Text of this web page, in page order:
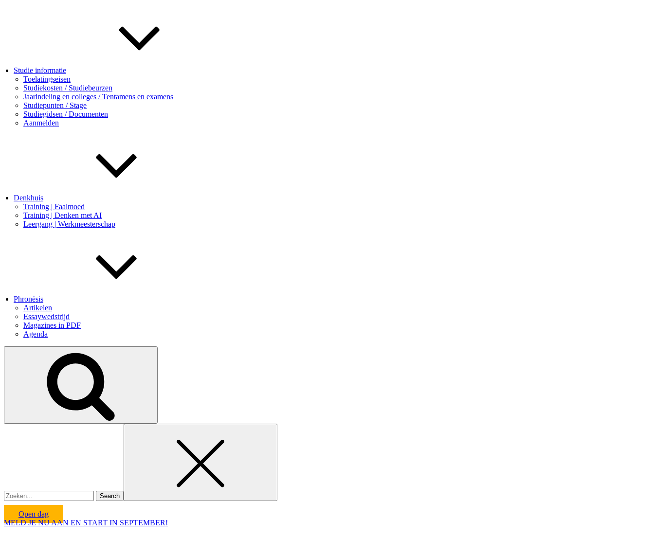
Studie informatie
Toelatingseisen
Studiekosten / Studiebeurzen
Jaarindeling en colleges / Tentamens en examens
Studiepunten / Stage
Studiegidsen / Documenten
Aanmelden
Denkhuis
Training | Faalmoed
Training | Denken met AI
Leergang | Werkmeesterschap
Phronèsis
Artikelen
Essaywedstrijd
Magazines in PDF
Agenda
Open dag
MELD JE NU AAN EN START IN SEPTEMBER!